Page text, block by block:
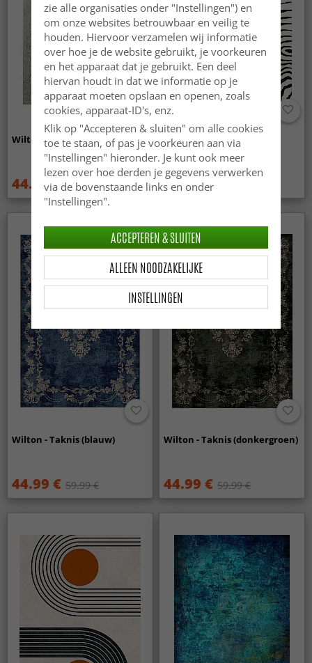
Wilton - Mateur (beige)
44.99 € 59.99 €
Wilton - Zebra (zwart/wit)
44.99 €
Wilton - Taknis (blauw)
44.99 € 59.99 €
Wilton - Taknis (donkergroen)
44.99 € 59.99 €
zie alle organisaties onder "Instellingen") en
om onze websites betrouwbaar en veilig te
houden. Hiervoor verzamelen wij informatie
over hoe je de website gebruikt, je voorkeuren
en het apparaat dat je gebruikt. Een deel
hiervan houdt in dat we informatie op je
apparaat moeten opslaan en openen, zoals
cookies, apparaat-ID's, enz.
Klik op "Accepteren & sluiten" om alle cookies
toe te staan, of pas je voorkeuren aan via
"Instellingen" hieronder. Je kunt ook meer
lezen over hoe derden je gegevens verwerken
via de bovenstaande links en onder
"Instellingen".
INSTELLINGEN
ALLEEN NOODZAKELIJKE
ACCEPTEREN & SLUITEN